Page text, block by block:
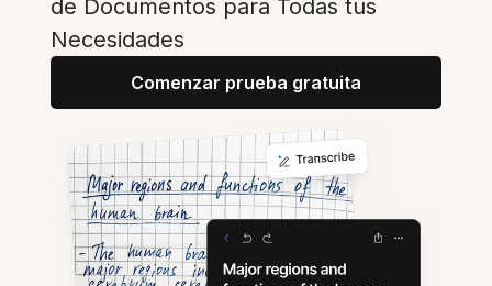
de Documentos para Todas tus
Necesidades
Comenzar prueba gratuita